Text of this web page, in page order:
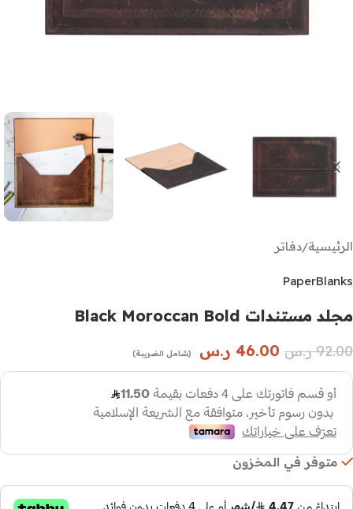
الرئيسية/دفاتر
PaperBlanks
مجلد مستندات Black Moroccan Bold
92.00 ر.س 46.00 ر.س (شامل الضريبة)
متوفر في المخزون